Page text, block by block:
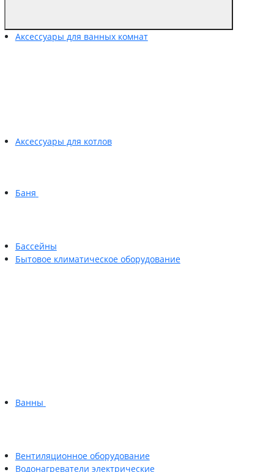
Аксессуары для ванных комнат
Аксессуары для котлов
Баня
Бассейны
Бытовое климатическое оборудование
Ванны
Вентиляционное оборудование
Водонагреватели электрические